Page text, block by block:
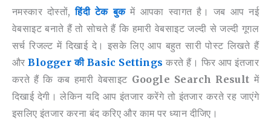
नमस्कार दोस्तों,हिंदी टेक बुकमें आपका स्वागत है। जब आप नई
वेबसाइट बनाते हैं तो सोचते हैं कि हमारी वेबसाइट जल्दी से जल्दी गूगल
सर्च रिजल्ट में दिखाई दे। इसके लिए आप बहुत सारी पोस्ट लिखते हैं
औरBlogger की Basic Settings करते हैं। फिर आप इंतजार
करते हैं कि कब हमारी वेबसाइट Google Search Result में
दिखाई देगी। लेकिन यदि आप इंतजार करेंगे तो इंतजार करते रह जाएंगे
इसलिए इंतजार करना बंद करिए और काम पर ध्यान दीजिए।